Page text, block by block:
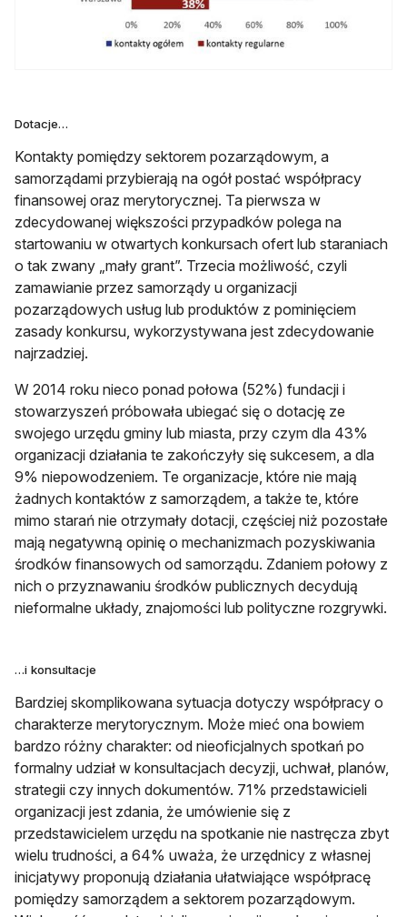
Dotacje…
Kontakty pomiędzy sektorem pozarządowym, a
samorządami przybierają na ogół postać współpracy
finansowej oraz merytorycznej. Ta pierwsza w
zdecydowanej większości przypadków polega na
startowaniu w otwartych konkursach ofert lub staraniach
o tak zwany „mały grant”. Trzecia możliwość, czyli
zamawianie przez samorządy u organizacji
pozarządowych usług lub produktów z pominięciem
zasady konkursu, wykorzystywana jest zdecydowanie
najrzadziej.
W 2014 roku nieco ponad połowa (52%) fundacji i
stowarzyszeń próbowała ubiegać się o dotację ze
swojego urzędu gminy lub miasta, przy czym dla 43%
organizacji działania te zakończyły się sukcesem, a dla
9% niepowodzeniem. Te organizacje, które nie mają
żadnych kontaktów z samorządem, a także te, które
mimo starań nie otrzymały dotacji, częściej niż pozostałe
mają negatywną opinię o mechanizmach pozyskiwania
środków finansowych od samorządu. Zdaniem połowy z
nich o przyznawaniu środków publicznych decydują
nieformalne układy, znajomości lub polityczne rozgrywki.
…i konsultacje
Bardziej skomplikowana sytuacja dotyczy współpracy o
charakterze merytorycznym. Może mieć ona bowiem
bardzo różny charakter: od nieoficjalnych spotkań po
formalny udział w konsultacjach decyzji, uchwał, planów,
strategii czy innych dokumentów. 71% przedstawicieli
organizacji jest zdania, że umówienie się z
przedstawicielem urzędu na spotkanie nie nastręcza zbyt
wielu trudności, a 64% uważa, że urzędnicy z własnej
inicjatywy proponują działania ułatwiające współpracę
pomiędzy samorządem a sektorem pozarządowym.